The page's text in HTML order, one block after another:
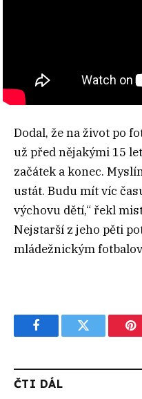
Dodal, že na život po
už před nějakými 15
začátek a konec.
ustát. Budu mít víc
výchovu dětí,“ řekl
Nejstarší z jeho pěti
mládežnickým
FacebookTwitter
ČTI DÁL